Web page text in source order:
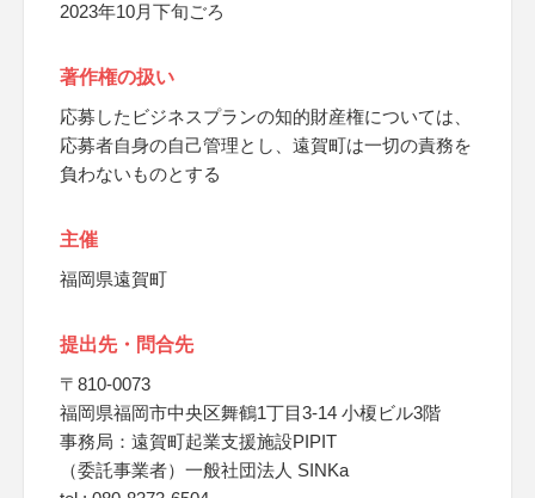
2023年10月下旬ごろ
著作権の扱い
応募したビジネスプランの知的財産権については、
応募者自身の自己管理とし、遠賀町は一切の責務を
負わないものとする
主催
福岡県遠賀町
提出先・問合先
〒810-0073
福岡県福岡市中央区舞鶴1丁目3-14 小榎ビル3階
事務局：遠賀町起業支援施設PIPIT
（委託事業者）一般社団法人 SINKa